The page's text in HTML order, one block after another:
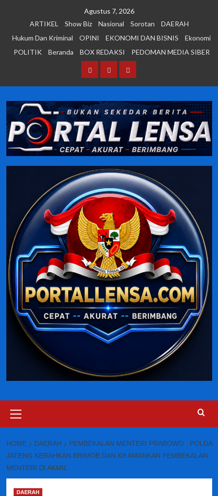
Agustus 7, 2026
ARTIKEL
Show Biz Nasional Sorotan
DAERAH
Hukum Dan Kriminal
OPINI EKONOMI DAN BISNIS
Ekonomi
POLITIK
Beranda BOX REDAKSI PEDOMAN MEDIA SIBER
BerandaBOX PEDOMAN
SIBER
Menu
HOME DAERAH
PEMBEKALAN MENTERI PRABOWO : POLDA
JATENG KERAHKAN BRIMOB DAN K9 AMANKAN PEMBEKALAN
MENTERI DI AKMIL
DAERAH